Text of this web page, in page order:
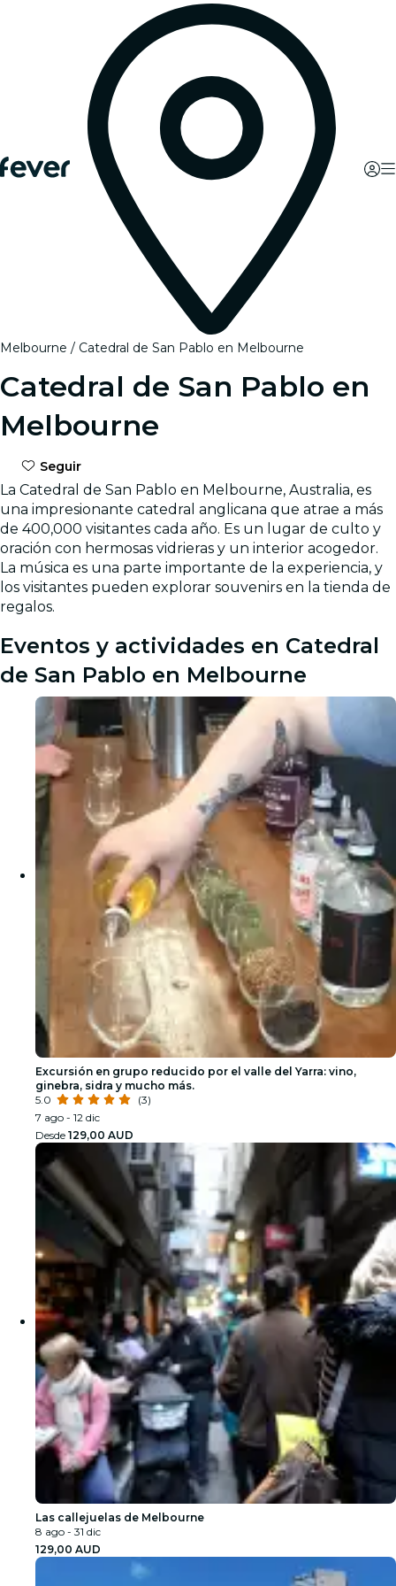
Melbourne Catedral de San Pablo en Melbourne
Catedral de San Pablo en
Melbourne
Seguir
La Catedral de San Pablo en Melbourne, Australia, es
una impresionante catedral anglicana que atrae a más
de 400,000 visitantes cada año. Es un lugar de culto y
oración con hermosas vidrieras y un interior acogedor.
La música es una parte importante de la experiencia, y
los visitantes pueden explorar souvenirs en la tienda de
regalos.
Eventos y actividades en Catedral
de San Pablo en Melbourne
Excursión en grupo reducido por el valle del Yarra: vino,
ginebra, sidra y mucho más.
5.0
(3)
7 ago - 12 dic
Desde 129,00 AUD
Las callejuelas de Melbourne
8 ago - 31 dic
129,00 AUD